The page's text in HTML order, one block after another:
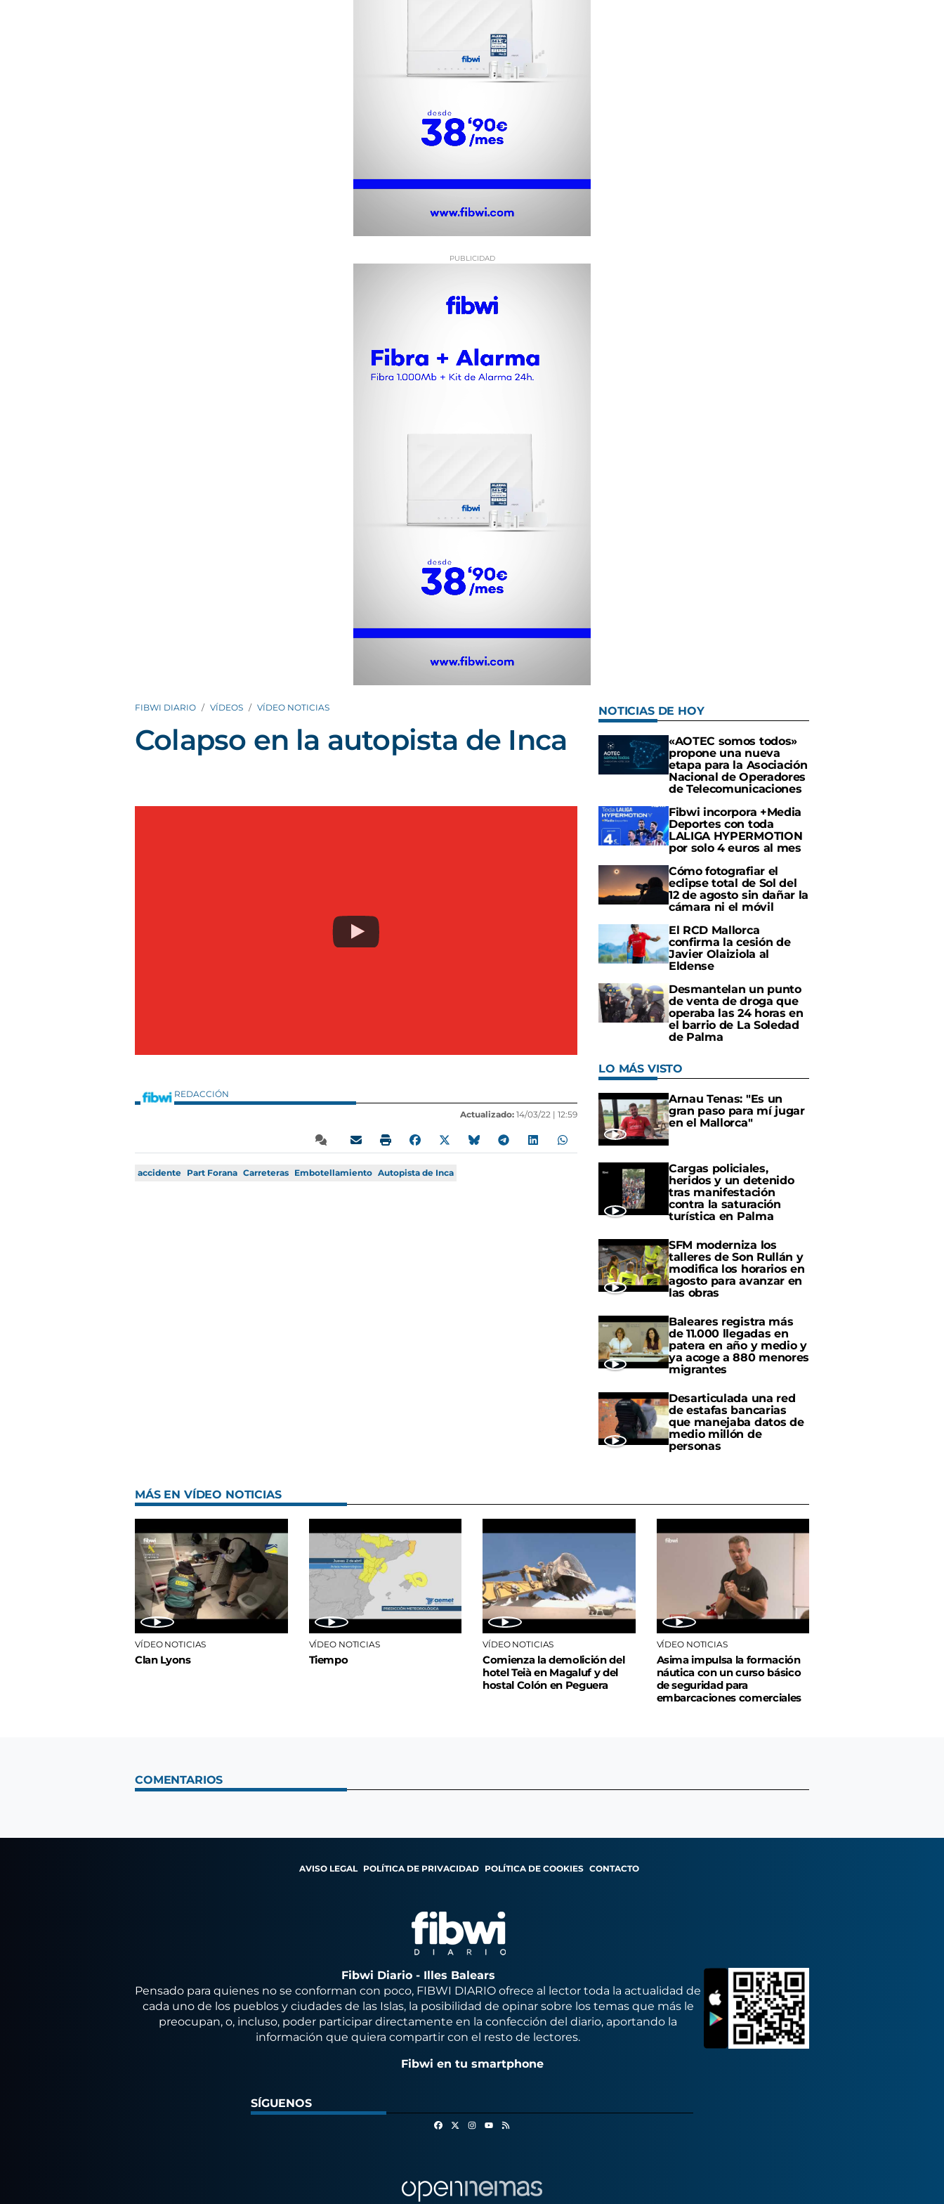
FIBWI DIARIO VÍDEOS VÍDEO NOTICIAS
Colapso en la autopista de Inca
REDACCIÓN
Actualizado: 14/03/22 | 12:59
accidente Part Forana Carreteras Embotellamiento Autopista de Inca
NOTICIAS DE HOY
«AOTEC somos todos»
propone una nueva
etapa para la Asociación
Nacional de Operadores
de Telecomunicaciones
Fibwi incorpora +Media
Deportes con toda
LALIGA HYPERMOTION
por solo 4 euros al mes
Cómo fotografiar el
eclipse total de Sol del
12 de agosto sin dañar la
cámara ni el móvil
El RCD Mallorca
confirma la cesión de
Javier Olaiziola al
Eldense
Desmantelan un punto
de venta de droga que
operaba las 24 horas en
el barrio de La Soledad
de Palma
LO MÁS VISTO
Arnau Tenas: "Es un
gran paso para mí jugar
en el Mallorca"
Cargas policiales,
heridos y un detenido
tras manifestación
contra la saturación
turística en Palma
SFM moderniza los
talleres de Son Rullán y
modifica los horarios en
agosto para avanzar en
las obras
Baleares registra más
de 11.000 llegadas en
patera en año y medio y
ya acoge a 880 menores
migrantes
Desarticulada una red
de estafas bancarias
que manejaba datos de
medio millón de
personas
MÁS EN VÍDEO NOTICIAS
VÍDEO NOTICIAS
Clan Lyons
VÍDEO NOTICIAS
Tiempo
VÍDEO NOTICIAS
Comienza la demolición del
hotel Teià en Magaluf y del
hostal Colón en Peguera
VÍDEO NOTICIAS
Asima impulsa la formación
náutica con un curso básico
de seguridad para
embarcaciones comerciales
COMENTARIOS
AVISO LEGAL POLÍTICA DE PRIVACIDAD POLÍTICA DE COOKIES CONTACTO
Fibwi Diario - Illes Balears
Pensado para quienes no se conforman con poco, FIBWI DIARIO ofrece al lector toda la actualidad de
cada uno de los pueblos y ciudades de las Islas, la posibilidad de opinar sobre los temas que más le
preocupan, o, incluso, poder participar directamente en la confección del diario, aportando la
información que quiera compartir con el resto de lectores.
Fibwi en tu smartphone
SÍGUENOS
FacebookInstagram